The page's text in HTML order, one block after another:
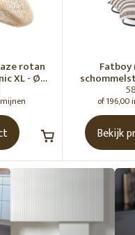
rotan
XL - Ø
original
of 196,00
Bekijk